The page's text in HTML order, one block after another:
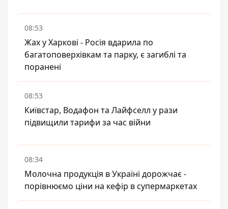
08:53
Жах у Харкові - Росія вдарила по
багатоповерхівкам та парку, є загиблі та
поранені
08:53
Київстар, Водафон та Лайфселл у рази
підвищили тарифи за час війни
08:34
Молочна продукція в Україні дорожчає -
порівнюємо ціни на кефір в супермаркетах